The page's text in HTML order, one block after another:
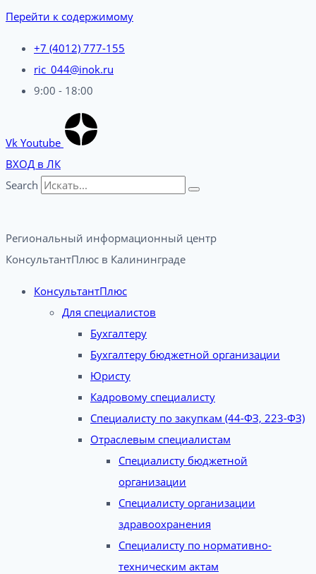
Перейти к содержимому
+7 (4012) 777-155
ric_044@inok.ru
9:00 - 18:00
Vk Youtube
ВХОД в ЛК
Search
Региональный информационный центр
КонсультантПлюс в Калининграде​
КонсультантПлюс
Для специалистов
Бухгалтеру
Бухгалтеру бюджетной организации
Юристу
Кадровому специалисту
Специалисту по закупкам (44-ФЗ, 223-ФЗ)
Отраслевым специалистам
Специалисту бюджетной
организации
Специалисту организации
здравоохранения
Специалисту по нормативно-
техническим актам